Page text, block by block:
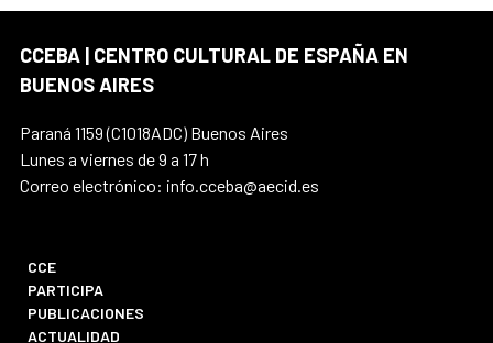
CCEBA | CENTRO CULTURAL DE ESPAÑA EN
BUENOS AIRES
Paraná 1159 (C1018ADC) Buenos Aires
Lunes a viernes de 9 a 17 h
Correo electrónico: info.cceba@aecid.es
CCE
PARTICIPA
PUBLICACIONES
ACTUALIDAD